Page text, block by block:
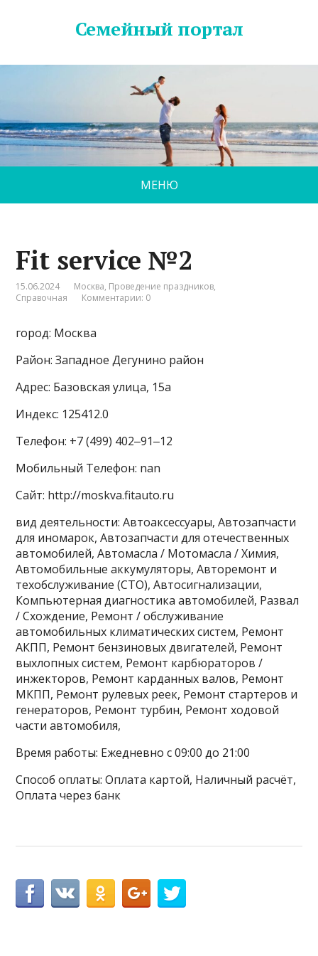
Семейный портал
МЕНЮ
Fit service №2
15.06.2024 Москва, Проведение праздников,
Справочная
Комментарии: 0
город: Москва
Район: Западное Дегунино район
Адрес: Базовская улица, 15а
Индекс: 125412.0
Телефон: +7 (499) 402‒91‒12
Мобильный Телефон: nan
Сайт: http://moskva.fitauto.ru
вид деятельности: Автоаксессуары, Автозапчасти
для иномарок, Автозапчасти для отечественных
автомобилей, Автомасла / Мотомасла / Химия,
Автомобильные аккумуляторы, Авторемонт и
техобслуживание (СТО), Автосигнализации,
Компьютерная диагностика автомобилей, Развал
/ Схождение, Ремонт / обслуживание
автомобильных климатических систем, Ремонт
АКПП, Ремонт бензиновых двигателей, Ремонт
выхлопных систем, Ремонт карбюраторов /
инжекторов, Ремонт карданных валов, Ремонт
МКПП, Ремонт рулевых реек, Ремонт стартеров и
генераторов, Ремонт турбин, Ремонт ходовой
части автомобиля,
Время работы: Ежедневно с 09:00 до 21:00
Способ оплаты: Оплата картой, Наличный расчёт,
Оплата через банк